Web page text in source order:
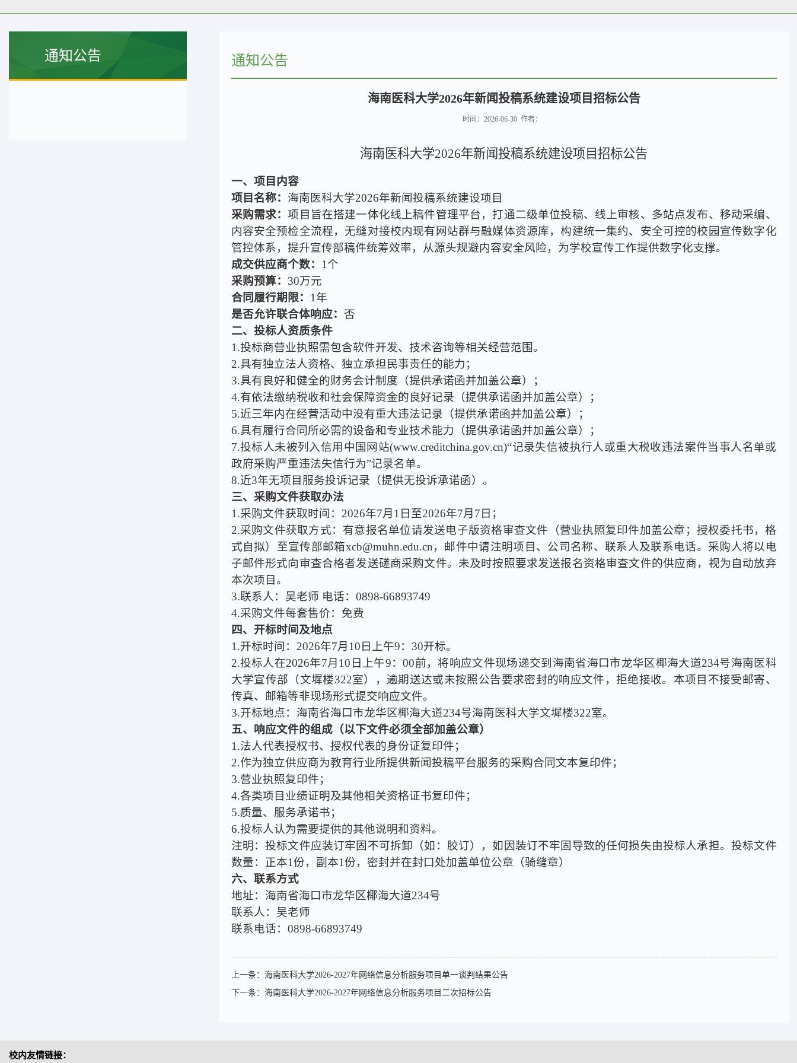
通知公告 通知公告
海南医科大学2026年新闻投稿系统建设项目招标公告
时间：2026-06-30 作者：
海南医科大学2026年新闻投稿系统建设项目招标公告
一、项目内容
项目名称： 海南医科大学2026年新闻投稿系统建设项目
采购需求：项目旨在搭建一体化线上稿件管理平台，打通二级单位投稿、线上审核、多站点发布、移动采编、
内容安全预检全流程，无缝对接校内现有网站群与融媒体资源库，构建统一集约、安全可控的校园宣传数字化
管控体系，提升宣传部稿件统筹效率，从源头规避内容安全风险，为学校宣传工作提供数字化支撑。
成交供应商个数： 1个
采购预算： 30万元
合同履行期限： 1年
是否允许联合体响应： 否
二、投标人资质条件
1.投标商营业执照需包含软件开发、技术咨询等相关经营范围。
2.具有独立法人资格、独立承担民事责任的能力；
3.具有良好和健全的财务会计制度（提供承诺函并加盖公章）；
4.有依法缴纳税收和社会保障资金的良好记录（提供承诺函并加盖公章）；
5.近三年内在经营活动中没有重大违法记录（提供承诺函并加盖公章）；
6.具有履行合同所必需的设备和专业技术能力（提供承诺函并加盖公章）；
7.投标人未被列入信用中国网站(www.creditchina.gov.cn)“记录失信被执行人或重大税收违法案件当事人名单或
政府采购严重违法失信行为”记录名单。
8.近3年无项目服务投诉记录（提供无投诉承诺函）。
三、采购文件获取办法
1.采购文件获取时间：2026年7月 1 日至2026年7月 7 日；
2.采购文件获取方式：有意报名单位请发送电子版资格审查文件（营业执照复印件加盖公章；授权委托书，格
式自拟）至宣传部邮箱xcb@muhn.edu.cn，邮件中请注明项目、公司名称、联系人及联系电话。采购人将以电
子邮件形式向审查合格者发送磋商采购文件。未及时按照要求发送报名资格审查文件的供应商，视为自动放弃
本次项目。
3.联系人：吴老师 电话：0898-66893749
4.采购文件每套售价：免费
四、开标时间及地点
1.开标时间：2026年7月 10 日上午9：30开标。
2.投标人在2026年7月 10 日上午9：00前，将响应文件现场递交到海南省海口市龙华区椰海大道234号海南医科
大学宣传部（文墀楼322室），逾期送达或未按照公告要求密封的响应文件，拒绝接收。本项目不接受邮寄、
传真、邮箱等非现场形式提交响应文件。
3.开标地点：海南省海口市龙华区椰海大道234号海南医科大学文墀楼322室。
五、响应文件的组成（以下文件必须全部加盖公章）
1.法人代表授权书、授权代表的身份证复印件；
2.作为独立供应商为教育行业所提供新闻投稿平台服务的采购合同文本复印件；
3.营业执照复印件；
4.各类项目业绩证明及其他相关资格证书复印件；
5.质量、服务承诺书；
6.投标人认为需要提供的其他说明和资料。
注明：投标文件应装订牢固不可拆卸（如：胶订），如因装订不牢固导致的任何损失由投标人承担。投标文件
数量：正本1份，副本1份，密封并在封口处加盖单位公章（骑缝章）
六、联系方式
地址：海南省海口市龙华区椰海大道234号
联系人：吴老师
联系电话：0898-66893749
上一条： 海南医科大学2026-2027年网络信息分析服务项目单一谈判结果公告
下一条： 海南医科大学2026-2027年网络信息分析服务项目二次招标公告
校内友情链接：